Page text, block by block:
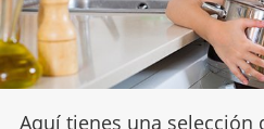
Aquí tienes una selección